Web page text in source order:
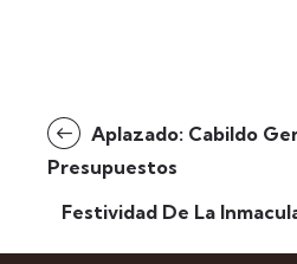
Aplazado: Cabildo
Presupuestos
Festividad De La